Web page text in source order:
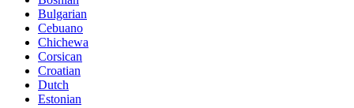
Bulgarian
Cebuano
Chichewa
Corsican
Croatian
Dutch
Estonian